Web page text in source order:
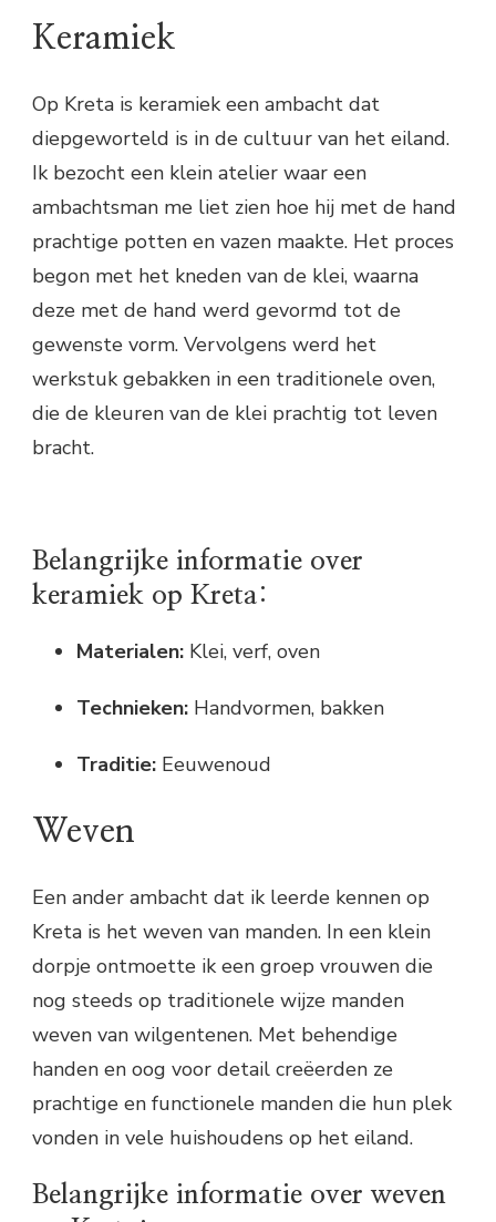
Keramiek
Op Kreta is keramiek een ambacht dat
diepgeworteld is in de cultuur van het eiland.
Ik bezocht een klein atelier waar een
ambachtsman me liet zien hoe hij met de hand
prachtige potten en vazen maakte. Het proces
begon met het kneden van de klei, waarna
deze met de hand werd gevormd tot de
gewenste vorm. Vervolgens werd het
werkstuk gebakken in een traditionele oven,
die de kleuren van de klei prachtig tot leven
bracht.
Belangrijke informatie over
keramiek op Kreta:
Materialen: Klei, verf, oven
Technieken: Handvormen, bakken
Traditie: Eeuwenoud
Weven
Een ander ambacht dat ik leerde kennen op
Kreta is het weven van manden. In een klein
dorpje ontmoette ik een groep vrouwen die
nog steeds op traditionele wijze manden
weven van wilgentenen. Met behendige
handen en oog voor detail creëerden ze
prachtige en functionele manden die hun plek
vonden in vele huishoudens op het eiland.
Belangrijke informatie over weven